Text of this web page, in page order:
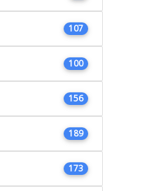
107
100
156
189
173